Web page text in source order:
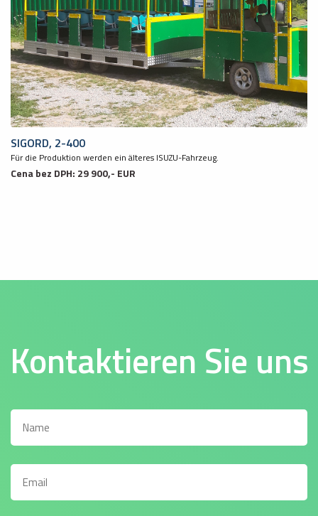
SIGORD, 2-400
Für die Produktion werden ein älteres ISUZU-Fahrzeug.
Cena bez DPH: 29 900,- EUR
Kontaktieren Sie uns